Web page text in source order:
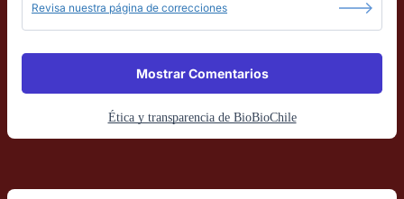
Revisa nuestra página de correcciones
Mostrar Comentarios
Ética y transparencia de BioBioChile